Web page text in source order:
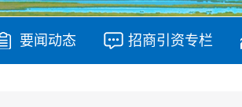
要闻动态 招商引资专栏